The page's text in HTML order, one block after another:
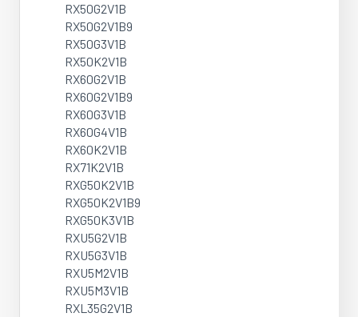
RX50G2V1B
RX50G2V1B9
RX50G3V1B
RX50K2V1B
RX60G2V1B
RX60G2V1B9
RX60G3V1B
RX60G4V1B
RX60K2V1B
RX71K2V1B
RXG50K2V1B
RXG50K2V1B9
RXG50K3V1B
RXU5G2V1B
RXU5G3V1B
RXU5M2V1B
RXU5M3V1B
RXL35G2V1B